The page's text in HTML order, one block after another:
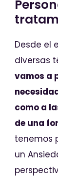
Desde el
diversas
vamos a
como a
de una
tenemos
un